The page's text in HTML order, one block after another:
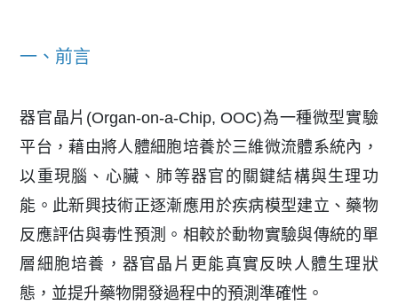
一、前言
器官晶片(Organ-on-a-Chip, OOC)為一種微型實驗
平台，藉由將人體細胞培養於三維微流體系統內，
以重現腦、心臟、肺等器官的關鍵結構與生理功
能。此新興技術正逐漸應用於疾病模型建立、藥物
反應評估與毒性預測。相較於動物實驗與傳統的單
層細胞培養，器官晶片更能真實反映人體生理狀
態，並提升藥物開發過程中的預測準確性。